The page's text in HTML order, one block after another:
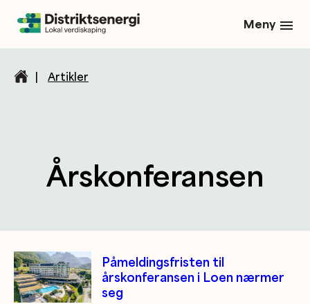
Meny
Artikler
Årskonferansen
Kategori/tag artikler
Påmeldingsfristen til
årskonferansen i Loen nærmer
seg